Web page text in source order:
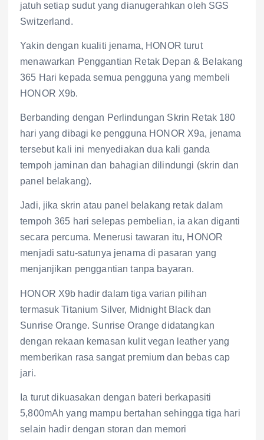
jatuh setiap sudut yang dianugerahkan oleh SGS
Switzerland.
Yakin dengan kualiti jenama, HONOR turut
menawarkan Penggantian Retak Depan & Belakang
365 Hari kepada semua pengguna yang membeli
HONOR X9b.
Berbanding dengan Perlindungan Skrin Retak 180
hari yang dibagi ke pengguna HONOR X9a, jenama
tersebut kali ini menyediakan dua kali ganda
tempoh jaminan dan bahagian dilindungi (skrin dan
panel belakang).
Jadi, jika skrin atau panel belakang retak dalam
tempoh 365 hari selepas pembelian, ia akan diganti
secara percuma. Menerusi tawaran itu, HONOR
menjadi satu-satunya jenama di pasaran yang
menjanjikan penggantian tanpa bayaran.
HONOR X9b hadir dalam tiga varian pilihan
termasuk Titanium Silver, Midnight Black dan
Sunrise Orange. Sunrise Orange didatangkan
dengan rekaan kemasan kulit vegan leather yang
memberikan rasa sangat premium dan bebas cap
jari.
Ia turut dikuasakan dengan bateri berkapasiti
5,800mAh yang mampu bertahan sehingga tiga hari
selain hadir dengan storan dan memori